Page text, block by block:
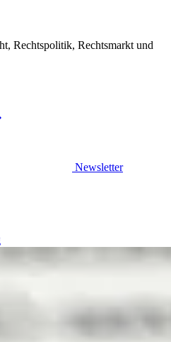
Rechtspolitik, Rechtsmarkt und
Newsletter